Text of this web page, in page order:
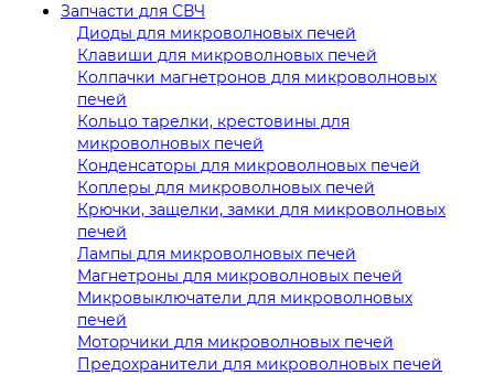
Запчасти для СВЧ
Диоды для микроволновых печей
Клавиши для микроволновых печей
Колпачки магнетронов для микроволновых
печей
Кольцо тарелки, крестовины для
микроволновых печей
Конденсаторы для микроволновых печей
Коплеры для микроволновых печей
Крючки, защелки, замки для микроволновых
печей
Лампы для микроволновых печей
Магнетроны для микроволновых печей
Микровыключатели для микроволновых
печей
Моторчики для микроволновых печей
Предохранители для микроволновых печей